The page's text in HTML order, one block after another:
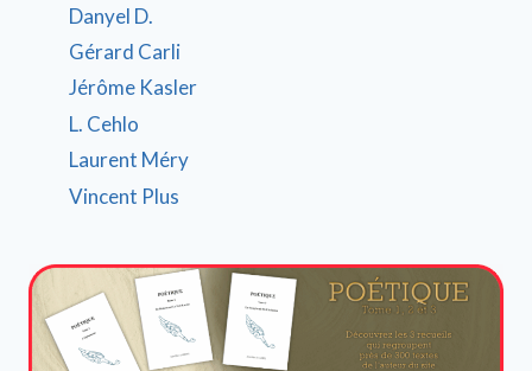
Danyel D.
Gérard Carli
Jérôme Kasler
L. Cehlo
Laurent Méry
Vincent Plus